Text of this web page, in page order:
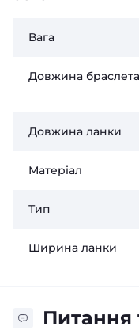
Вага
Довжина браслета
Довжина ланки
Матеріал
Тип
Ширина ланки
Питання